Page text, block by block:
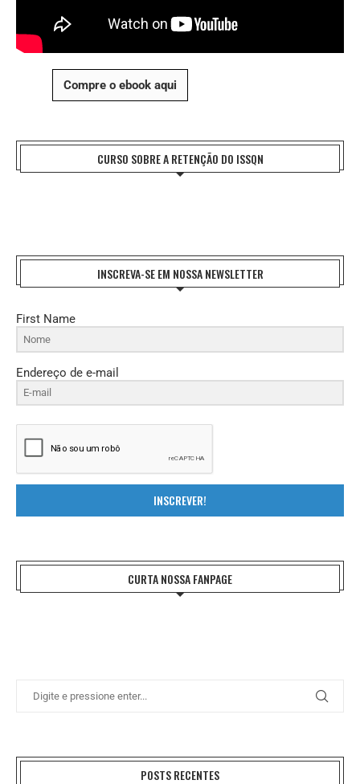
Compre o ebook aqui
CURSO SOBRE A RETENÇÃO DO ISSQN
INSCREVA-SE EM NOSSA NEWSLETTER
First Name
Endereço de e-mail
INSCREVER!
CURTA NOSSA FANPAGE
POSTS RECENTES